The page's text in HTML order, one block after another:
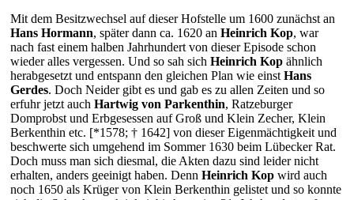
Mit dem Besitzwechsel auf dieser Hofstelle um 1600 zunächst an
Hans Hormann, später dann ca. 1620 an Heinrich Kop, war
nach fast einem halben Jahrhundert von dieser Episode schon
wieder alles vergessen. Und so sah sich Heinrich Kop ähnlich
herabgesetzt und entspann den gleichen Plan wie einstHans
Gerdes. Doch Neider gibt es und gab es zu allen Zeiten und so
erfuhr jetzt auch Hartwig von Parkenthin, Ratzeburger
Domprobst und Erbgesessen auf Groß und Klein Zecher, Klein
Berkenthin etc. [*1578; † 1642] von dieser Eigenmächtigkeit und
beschwerte sich umgehend im Sommer 1630 beim Lübecker Rat.
Doch muss man sich diesmal, die Akten dazu sind leider nicht
erhalten, anders geeinigt haben. Denn Heinrich Kop wird auch
noch 1650 als Krüger von Klein Berkenthin gelistet und so konnte